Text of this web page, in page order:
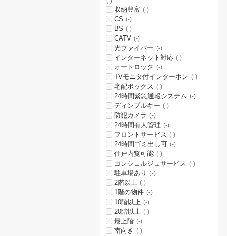
収納豊富 (-)
CS (-)
BS (-)
CATV (-)
光ファイバー (-)
インターネット対応 (-)
オートロック (-)
TVモニタ付インターホン (-)
宅配ボックス (-)
24時間緊急通報システム (-)
ディンプルキー (-)
防犯カメラ (-)
24時間有人管理 (-)
フロントサービス (-)
24時間ゴミ出し可 (-)
住戸内覧可能 (-)
コンシェルジュサービス (-)
駐車場あり (-)
2階以上 (-)
1階の物件 (-)
10階以上 (-)
20階以上 (-)
最上階 (-)
南向き (-)